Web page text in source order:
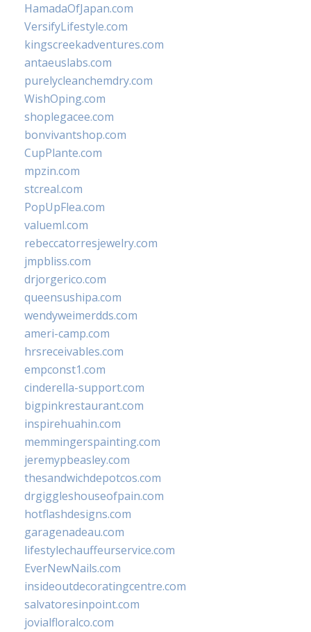
HamadaOfJapan.com
VersifyLifestyle.com
kingscreekadventures.com
antaeuslabs.com
purelycleanchemdry.com
WishOping.com
shoplegacee.com
bonvivantshop.com
CupPlante.com
mpzin.com
stcreal.com
PopUpFlea.com
valueml.com
rebeccatorresjewelry.com
jmpbliss.com
drjorgerico.com
queensushipa.com
wendyweimerdds.com
ameri-camp.com
hrsreceivables.com
empconst1.com
cinderella-support.com
bigpinkrestaurant.com
inspirehuahin.com
memmingerspainting.com
jeremypbeasley.com
thesandwichdepotcos.com
drgiggleshouseofpain.com
hotflashdesigns.com
garagenadeau.com
lifestylechauffeurservice.com
EverNewNails.com
insideoutdecoratingcentre.com
salvatoresinpoint.com
jovialfloralco.com